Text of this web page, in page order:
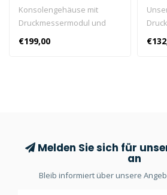
Konsolengehäuse mit
Druckmessermodul und
Kompass SK8.
€199,00
Melden Sie sich für
an
Bleib informiert über unsere